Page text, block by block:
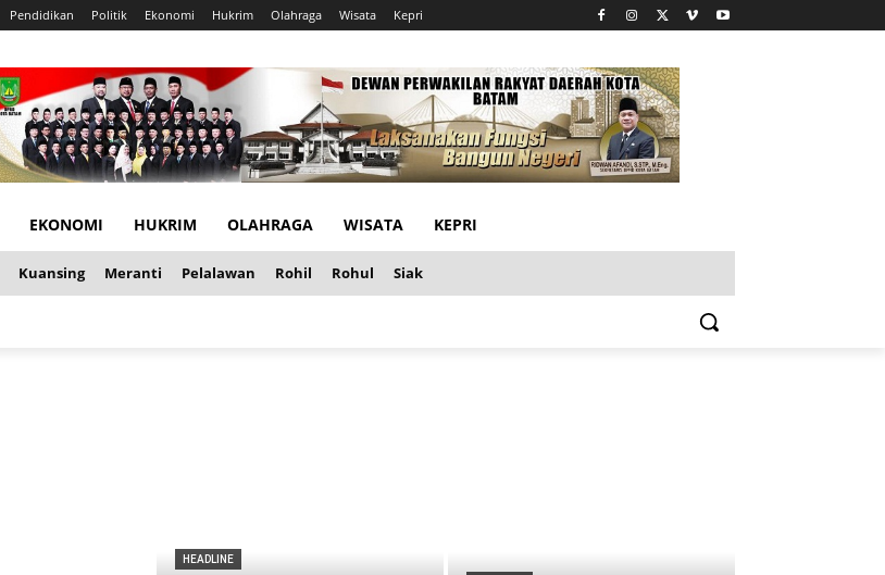
Pendidikan Politik Ekonomi Hukrim Olahraga Wisata Kepri
EKONOMI HUKRIM OLAHRAGA WISATA KEPRI
Kuansing Meranti Pelalawan Rohil Rohul Siak
HEADLINE